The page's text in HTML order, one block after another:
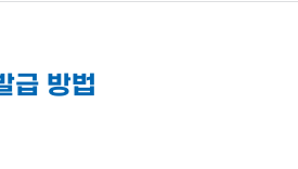
급 방법